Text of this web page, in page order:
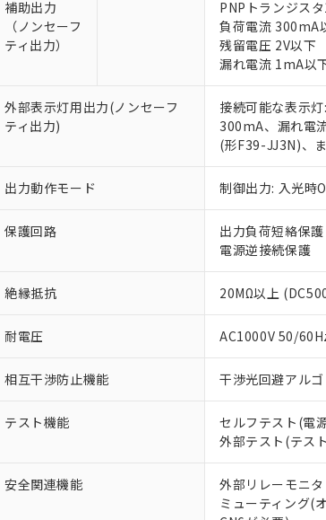
補助出力
（ノンセーフ
ティ出力）
PNPトランジス
負荷電流 300mA
残留電圧 2V以下
漏れ電流 1mA以
外部表示灯用出力(ノンセーフ
ティ出力)
接続可能な表示
300mA、漏れ電
(形F39-JJ3N)、
出力動作モード 制御出力: 入光時
保護回路
出力負荷短絡保護
電源逆接続保護
絶縁抵抗 20MΩ以上
耐電圧 AC1000V 50/
相互干渉防止機能 干渉光回避アル
テスト機能
セルフテスト(電
外部テスト(テス
安全関連機能
外部リレーモニタ
ミューティング(
ご利用条件
以下の条件をお読みいただき、
本サービスは、当社制御
くものです。
当社制御機器事業取扱商
在庫状況および標準価格
正式な納期状況および標
オムロン制御機器販売店
在庫状況および標準価格
マイパーツ機能（部品リ
ている必要があります。
お客様が当ウェブサイト
が、当社の製品・サービ
※1 対応状況
対応済み：EU RoHS指令
対応予定：EU RoHS指令（10
対応予定なし：EU RoHS指令
調査・確認中：EU RoHS指令
非該当品：ライセンス料など無
*EU RoHS指令（10物質）：
鉛(Pb) 1000ppm以下、 水銀(Hg)
六価クロム(Cr(Ⅵ)) 1000ppm以下、ポリ
フタル酸ビス(2-エチルヘキシル)
ル（DBP） 1000ppm以下、フタル酸ジ
但し、RoHS指令で産業用監視および制
フタル酸エステル類の４物質について
部品在庫の切り替え状況など
※3 非含有証明書ダウンロー
※1 中国RoHS○×表
「○」：最大均質材料含有率
「×」：最大均質材料含有率が
「－」：未確認です。当社販売
Pb(鉛) :1000ppm、 Hg(水銀) : 1000ppm
DEHP(フタル酸ビス(2-エチルヘキシル)) :
※2 環境保護使用期限
「ｅ」：有害物質（10物質）
「10」：通常の使用状況下に
「－」：未確認です。当社販売
当社は、これら貴社製品
う）を輸出または国外へ
などの必要な手続きをと
当社は規制貨物を破棄す
当社は貴社製品を、核兵
置等に一切使用いたしま
また当社は、販売先およ
たしません。
機器販売店・当社販